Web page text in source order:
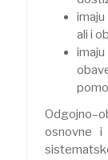
ali i
osnovne